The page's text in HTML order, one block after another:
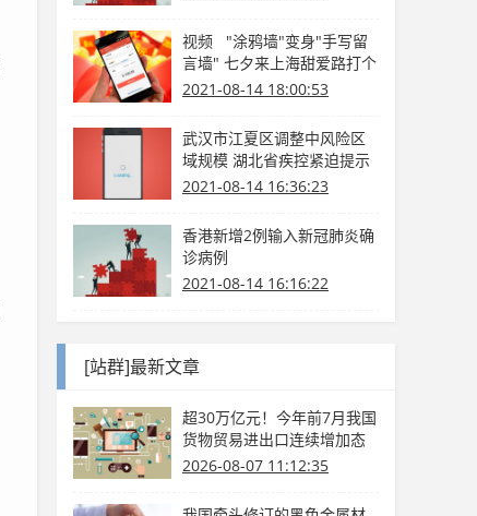
视频 "涂鸦墙"变身"手写留
言墙" 七夕来上海甜爱路打个
卡吧
2021-08-14 18:00:53
武汉市江夏区调整中风险区
域规模 湖北省疾控紧迫提示
2021-08-14 16:36:23
香港新增2例输入新冠肺炎确
诊病例
2021-08-14 16:16:22
[站群]最新文章
超30万亿元！今年前7月我国
货物贸易进出口连续增加态
势
2026-08-07 11:12:35